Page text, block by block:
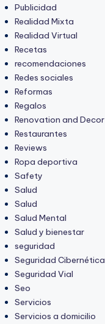
Publicidad
Realidad Mixta
Realidad Virtual
Recetas
recomendaciones
Redes sociales
Reformas
Regalos
Renovation and Decor
Restaurantes
Reviews
Ropa deportiva
Safety
Salud
Salud
Salud Mental
Salud y bienestar
seguridad
Seguridad Cibernética
Seguridad Vial
Seo
Servicios
Servicios a domicilio